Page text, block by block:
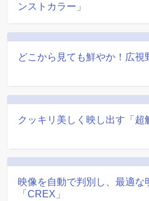
ンストカラー」
どこから見ても鮮やか！広視
クッキリ美しく映し出す「超
映像を自動で判別し、最適な
「CREX」